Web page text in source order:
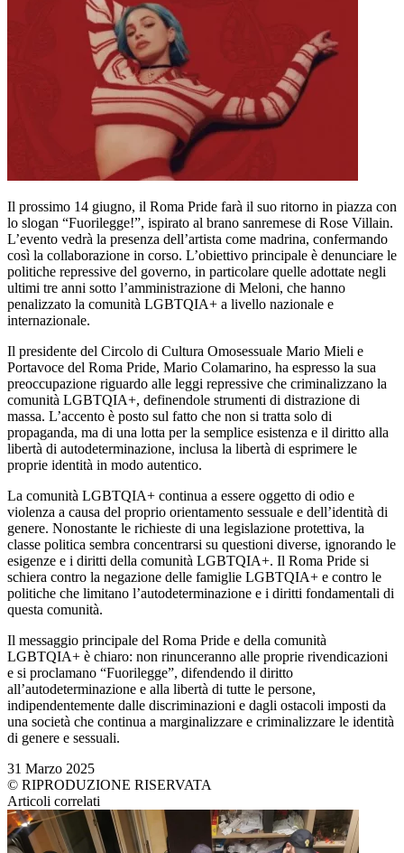
Il prossimo 14 giugno, il Roma Pride farà il suo ritorno in piazza con
lo slogan “Fuorilegge!”, ispirato al brano sanremese di Rose Villain.
L’evento vedrà la presenza dell’artista come madrina, confermando
così la collaborazione in corso. L’obiettivo principale è denunciare le
politiche repressive del governo, in particolare quelle adottate negli
ultimi tre anni sotto l’amministrazione di Meloni, che hanno
penalizzato la comunità LGBTQIA+ a livello nazionale e
internazionale.
Il presidente del Circolo di Cultura Omosessuale Mario Mieli e
Portavoce del Roma Pride, Mario Colamarino, ha espresso la sua
preoccupazione riguardo alle leggi repressive che criminalizzano la
comunità LGBTQIA+, definendole strumenti di distrazione di
massa. L’accento è posto sul fatto che non si tratta solo di
propaganda, ma di una lotta per la semplice esistenza e il diritto alla
libertà di autodeterminazione, inclusa la libertà di esprimere le
proprie identità in modo autentico.
La comunità LGBTQIA+ continua a essere oggetto di odio e
violenza a causa del proprio orientamento sessuale e dell’identità di
genere. Nonostante le richieste di una legislazione protettiva, la
classe politica sembra concentrarsi su questioni diverse, ignorando le
esigenze e i diritti della comunità LGBTQIA+. Il Roma Pride si
schiera contro la negazione delle famiglie LGBTQIA+ e contro le
politiche che limitano l’autodeterminazione e i diritti fondamentali di
questa comunità.
Il messaggio principale del Roma Pride e della comunità
LGBTQIA+ è chiaro: non rinunceranno alle proprie rivendicazioni
e si proclamano “Fuorilegge”, difendendo il diritto
all’autodeterminazione e alla libertà di tutte le persone,
indipendentemente dalle discriminazioni e dagli ostacoli imposti da
una società che continua a marginalizzare e criminalizzare le identità
di genere e sessuali.
31 Marzo 2025
© RIPRODUZIONE RISERVATA
Articoli correlati